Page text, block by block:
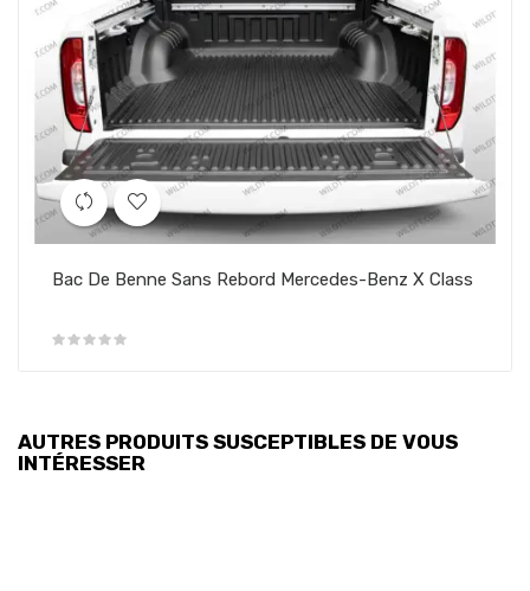
Bac De Benne Sans Rebord Mercedes-Benz X Class
AUTRES PRODUITS SUSCEPTIBLES DE VOUS
INTÉRESSER